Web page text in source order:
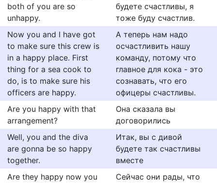
both of you are so
unhappy.
будете счастливы, я
тоже буду счастлив.
Now you and I have got
to make sure this crew is
in a happy place. First
thing for a sea cook to
do, is to make sure his
officers are happy.
А теперь нам надо
осчастливить нашу
команду, потому что
главное для кока - это
сознавать, что его
офицеры счастливы.
Are you happy with that
arrangement?
Она сказала вы
договорились
Well, you and the diva
are gonna be so happy
together.
Итак, вы с дивой
будете так счастливы
вместе
Are they happy now you
Сейчас они рады, что